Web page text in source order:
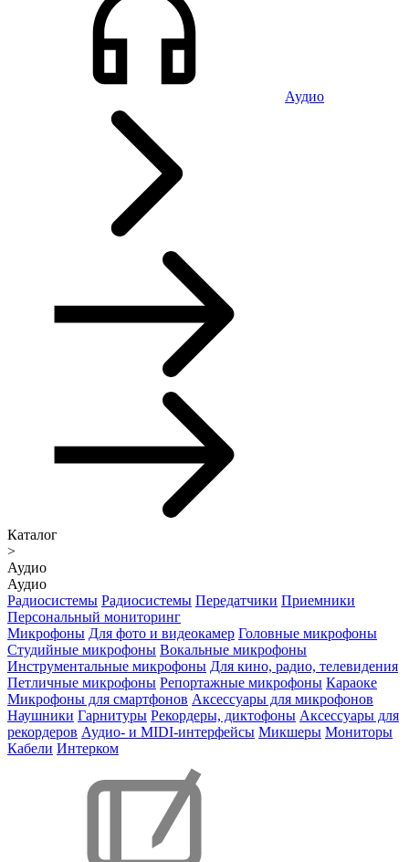
Аудио
Каталог
>
Аудио
Аудио
Радиосистемы Радиосистемы Передатчики Приемники
Персональный мониторинг
Микрофоны Для фото и видеокамер Головные микрофоны
Студийные микрофоны Вокальные микрофоны
Инструментальные микрофоны Для кино, радио, телевидения
Петличные микрофоны Репортажные микрофоны Караоке
Микрофоны для смартфонов Аксессуары для микрофонов
Наушники Гарнитуры Рекордеры, диктофоны Аксессуары для
рекордеров Аудио- и MIDI-интерфейсы Микшеры Мониторы
Кабели Интерком